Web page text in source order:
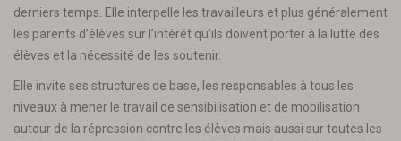
derniers temps. Elle interpelle les travailleurs et plus généralement
les parents d’élèves sur l’intérêt qu’ils doivent porter à la lutte des
élèves et la nécessité de les soutenir.
Elle invite ses structures de base, les responsables à tous les
niveaux à mener le travail de sensibilisation et de mobilisation
autour de la répression contre les élèves mais aussi sur toutes les